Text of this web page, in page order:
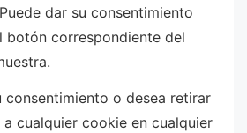
dar su consentimiento
botón correspondiente del
consentimiento o desea retirar
cualquier cookie en cualquier